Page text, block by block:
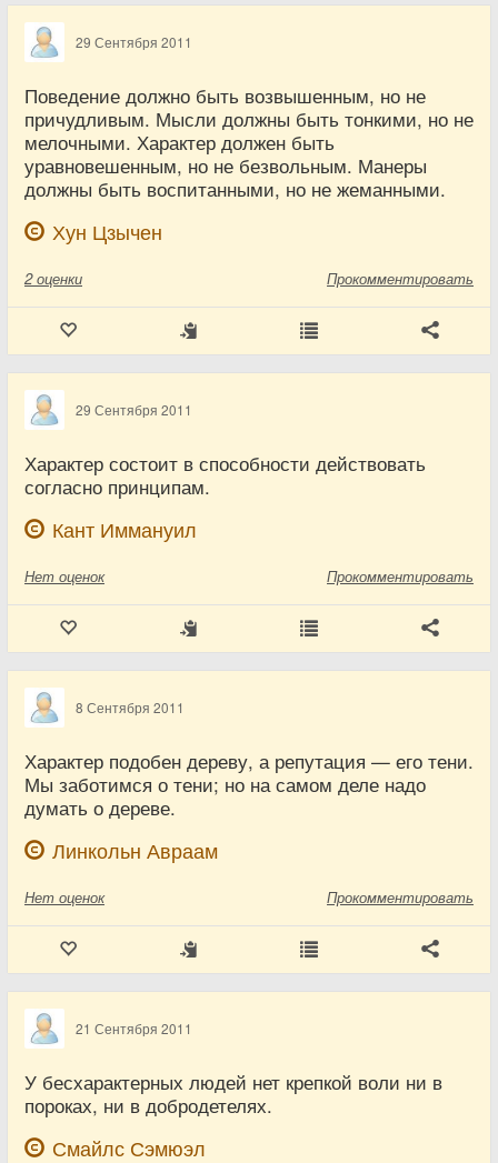
29 Сентября 2011
Поведение должно быть возвышенным, но не
причудливым. Мысли должны быть тонкими, но не
мелочными. Характер должен быть
уравновешенным, но не безвольным. Манеры
должны быть воспитанными, но не жеманными.
Хун Цзычен
2 оценки Прокомментировать
29 Сентября 2011
Характер состоит в способности действовать
согласно принципам.
Кант Иммануил
Нет оценок Прокомментировать
8 Сентября 2011
Характер подобен дереву, а репутация — его тени.
Мы заботимся о тени; но на самом деле надо
думать о дереве.
Линкольн Авраам
Нет оценок Прокомментировать
21 Сентября 2011
У бесхарактерных людей нет крепкой воли ни в
пороках, ни в добродетелях.
Смайлс Сэмюэл